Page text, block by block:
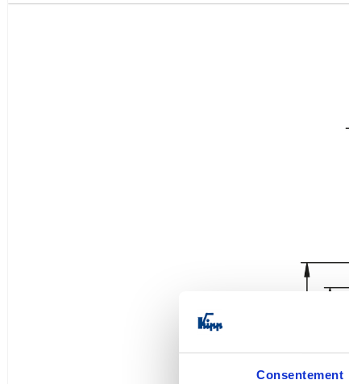
Consentement